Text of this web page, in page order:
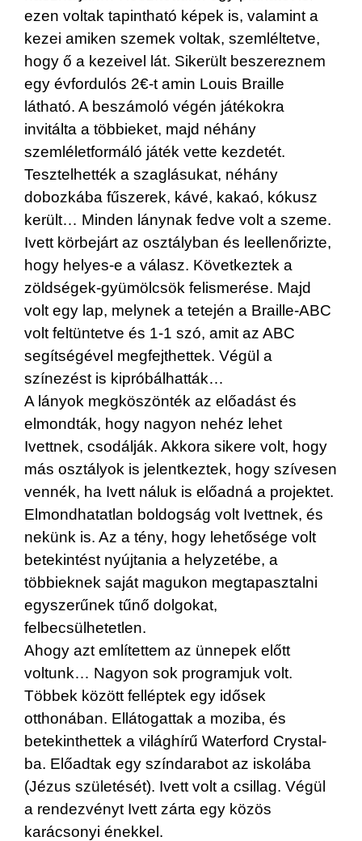
ezen voltak tapintható képek is, valamint a
kezei amiken szemek voltak, szemléltetve,
hogy ő a kezeivel lát. Sikerült beszereznem
egy évfordulós 2€-t amin Louis Braille
látható. A beszámoló végén játékokra
invitálta a többieket, majd néhány
szemléletformáló játék vette kezdetét.
Tesztelhették a szaglásukat, néhány
dobozkába fűszerek, kávé, kakaó, kókusz
került… Minden lánynak fedve volt a szeme.
Ivett körbejárt az osztályban és leellenőrizte,
hogy helyes-e a válasz. Következtek a
zöldségek-gyümölcsök felismerése. Majd
volt egy lap, melynek a tetején a Braille-ABC
volt feltüntetve és 1-1 szó, amit az ABC
segítségével megfejthettek. Végül a
színezést is kipróbálhatták…
A lányok megköszönték az előadást és
elmondták, hogy nagyon nehéz lehet
Ivettnek, csodálják. Akkora sikere volt, hogy
más osztályok is jelentkeztek, hogy szívesen
vennék, ha Ivett náluk is előadná a projektet.
Elmondhatatlan boldogság volt Ivettnek, és
nekünk is. Az a tény, hogy lehetősége volt
betekintést nyújtania a helyzetébe, a
többieknek saját magukon megtapasztalni
egyszerűnek tűnő dolgokat,
felbecsülhetetlen.
Ahogy azt említettem az ünnepek előtt
voltunk… Nagyon sok programjuk volt.
Többek között felléptek egy idősek
otthonában. Ellátogattak a moziba, és
betekinthettek a világhírű Waterford Crystal-
ba. Előadtak egy színdarabot az iskolába
(Jézus születését). Ivett volt a csillag. Végül
a rendezvényt Ivett zárta egy közös
karácsonyi énekkel.